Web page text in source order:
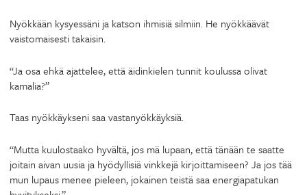
Nyökkään kysyessäni ja katson ihmisiä silmiin. He nyökkäävät
vaistomaisesti takaisin.
“Ja osa ehkä ajattelee, että äidinkielen tunnit koulussa olivat
kamalia?”
Taas nyökkäykseni saa vastanyökkäyksiä.
“Mutta kuulostaako hyvältä, jos mä lupaan, että tänään te saatte
joitain aivan uusia ja hyödyllisiä vinkkejä kirjoittamiseen? Ja jos tää
mun lupaus menee pieleen, jokainen teistä saa energiapatukan